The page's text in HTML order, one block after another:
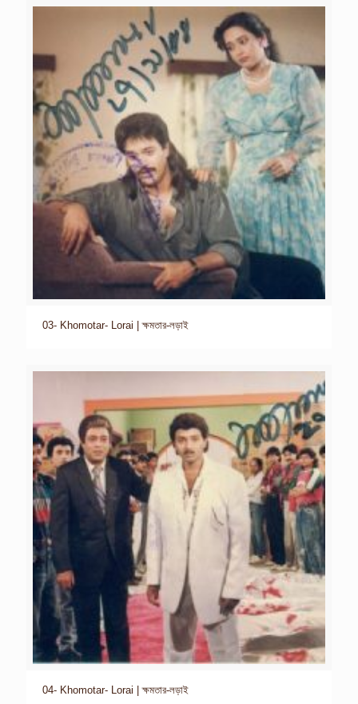
03- Khomotar- Lorai | ক্ষমতার-লড়াই
04- Khomotar- Lorai | ক্ষমতার-লড়াই